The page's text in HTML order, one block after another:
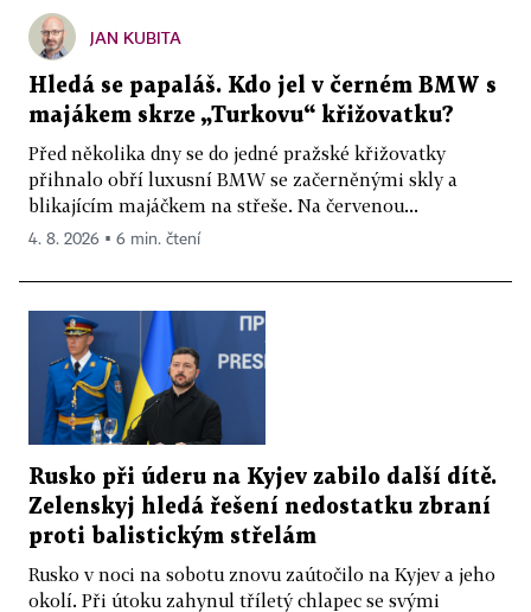
JAN KUBITA
Hledá se papaláš. Kdo jel v černém BMW s
majákem skrze „Turkovu“ křižovatku?
Před několika dny se do jedné pražské křižovatky
přihnalo obří luxusní BMW se začerněnými skly a
blikajícím majáčkem na střeše. Na červenou...
4. 8. 2026 ▪ 6 min. čtení
Rusko při úderu na Kyjev zabilo další dítě.
Zelenskyj hledá řešení nedostatku zbraní
proti balistickým střelám
Rusko v noci na sobotu znovu zaútočilo na Kyjev a jeho
okolí. Při útoku zahynul tříletý chlapec se svými